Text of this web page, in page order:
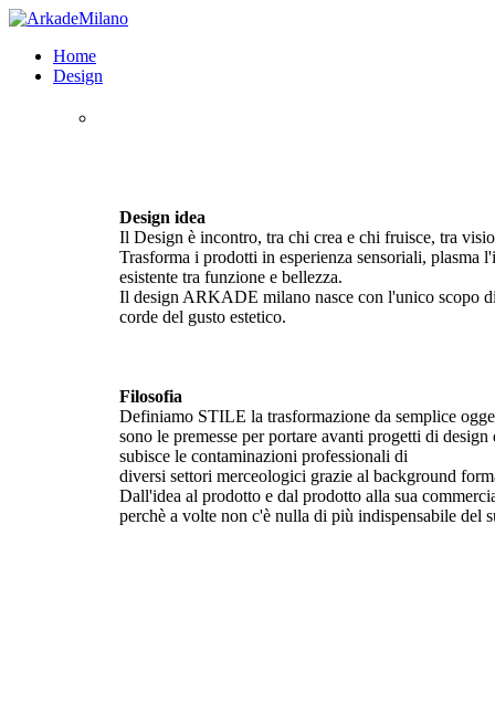
Home
Design
Design idea
Il Design è incontro, tra chi crea e chi fruisce, tra
Trasforma i prodotti in esperienza sensoriali, plasma
esistente tra funzione e bellezza.
Il design ARKADE milano nasce con l'unico scopo
corde del gusto estetico.
Filosofia
Definiamo STILE la trasformazione da semplice
sono le premesse per portare avanti progetti di
subisce le contaminazioni professionali di
diversi settori merceologici grazie al background
Dall'idea al prodotto e dal prodotto alla sua
perchè a volte non c'è nulla di più indispensabile del